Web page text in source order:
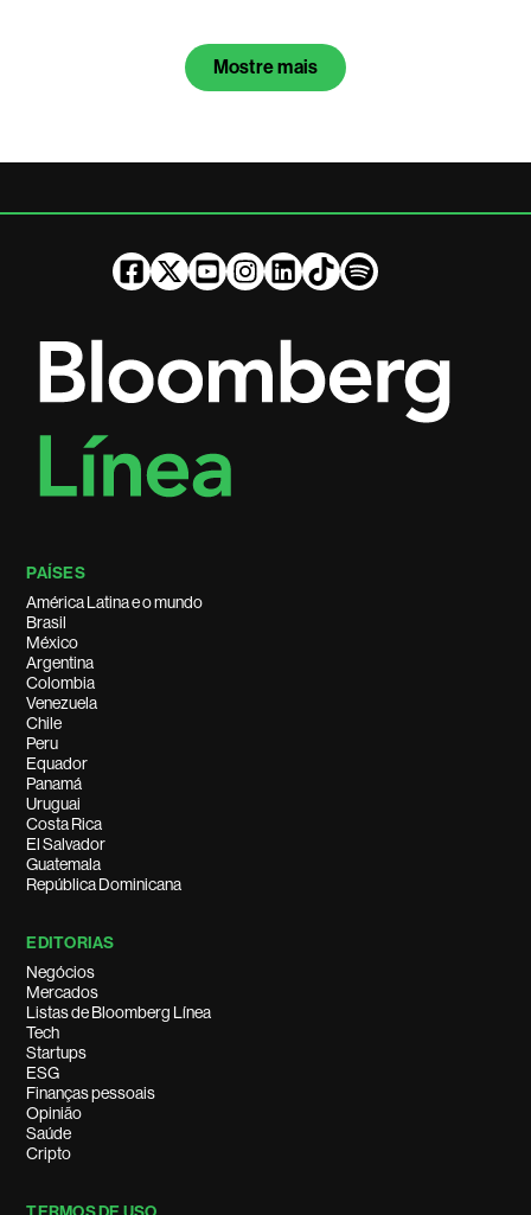
Mostre mais
PAÍSES
América Latina e o mundo
Brasil
México
Argentina
Colombia
Venezuela
Chile
Peru
Equador
Panamá
Uruguai
Costa Rica
El Salvador
Guatemala
República Dominicana
EDITORIAS
Negócios
Mercados
Listas de Bloomberg Línea
Tech
Startups
ESG
Finanças pessoais
Opinião
Saúde
Cripto